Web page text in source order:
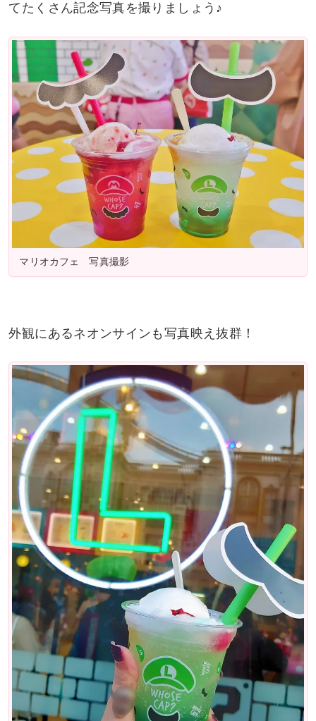
てたくさん記念写真を撮りましょう♪
マリオカフェ 写真撮影
外観にあるネオンサインも写真映え抜群！